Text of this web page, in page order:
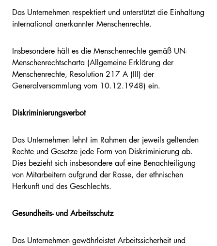
Das Unternehmen respektiert und unterstützt die Einhaltung
international anerkannter Menschenrechte.
Insbesondere hält es die Menschenrechte gemäß UN-
Menschenrechtscharta (Allgemeine Erklärung der
Menschenrechte, Resolution 217 A (III) der
Generalversammlung vom 10.12.1948) ein.
Diskriminierungsverbot
Das Unternehmen lehnt im Rahmen der jeweils geltenden
Rechte und Gesetze jede Form von Diskriminierung ab.
Dies bezieht sich insbesondere auf eine Benachteiligung
von Mitarbeitern aufgrund der Rasse, der ethnischen
Herkunft und des Geschlechts.
Gesundheits- und Arbeitsschutz
Das Unternehmen gewährleistet Arbeitssicherheit und